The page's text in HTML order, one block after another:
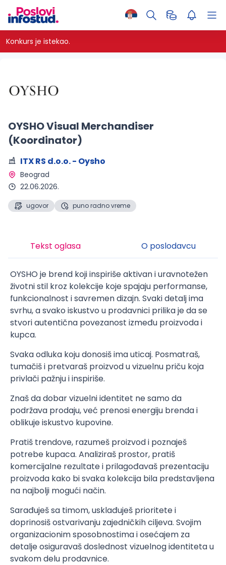
Konkurs je istekao.
OYSHO Visual Merchandiser
(Koordinator)
ITX RS d.o.o. - Oysho
Beograd
22.06.2026.
ugovor puno radno vreme
Tekst oglasa O poslodavcu
OYSHO je brend koji inspiriše aktivan i uravnotežen
životni stil kroz kolekcije koje spajaju performanse,
funkcionalnost i savremen dizajn. Svaki detalj ima
svrhu, a svako iskustvo u prodavnici prilika je da se
stvori autentična povezanost između proizvoda i
kupca.
Svaka odluka koju donosiš ima uticaj. Posmatraš,
tumačiš i pretvaraš proizvod u vizuelnu priču koja
privlači pažnju i inspiriše.
Znaš da dobar vizuelni identitet ne samo da
podržava prodaju, već prenosi energiju brenda i
oblikuje iskustvo kupovine.
Pratiš trendove, razumeš proizvod i poznaješ
potrebe kupaca. Analiziraš prostor, pratiš
komercijalne rezultate i prilagođavaš prezentaciju
proizvoda kako bi svaka kolekcija bila predstavljena
na najbolji mogući način.
Sarađuješ sa timom, usklađuješ prioritete i
doprinosiš ostvarivanju zajedničkih ciljeva. Svojim
organizacionim sposobnostima i osećajem za
detalje osiguravaš doslednost vizuelnog identiteta u
svakom delu prodavnice.